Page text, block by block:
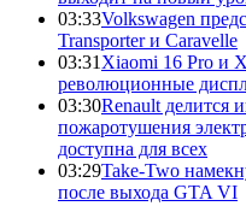
03:33Volkswagen
Transporter и Caravelle
03:31 Xiaomi 16 Pro и
революционные
03:30Renault делится
пожаротушения
доступна для всех
03:29Take-Two
после выхода GTA VI